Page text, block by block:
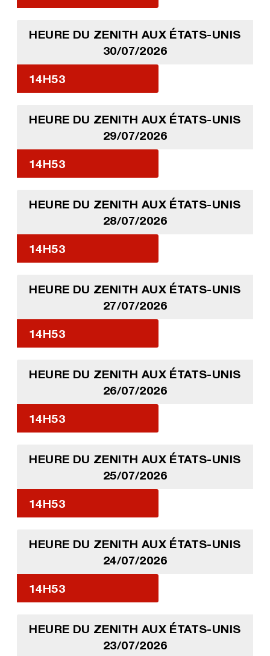
HEURE DU ZENITH AUX ÉTATS-UNIS
30/07/2026
14H53
HEURE DU ZENITH AUX ÉTATS-UNIS
29/07/2026
14H53
HEURE DU ZENITH AUX ÉTATS-UNIS
28/07/2026
14H53
HEURE DU ZENITH AUX ÉTATS-UNIS
27/07/2026
14H53
HEURE DU ZENITH AUX ÉTATS-UNIS
26/07/2026
14H53
HEURE DU ZENITH AUX ÉTATS-UNIS
25/07/2026
14H53
HEURE DU ZENITH AUX ÉTATS-UNIS
24/07/2026
14H53
HEURE DU ZENITH AUX ÉTATS-UNIS
23/07/2026